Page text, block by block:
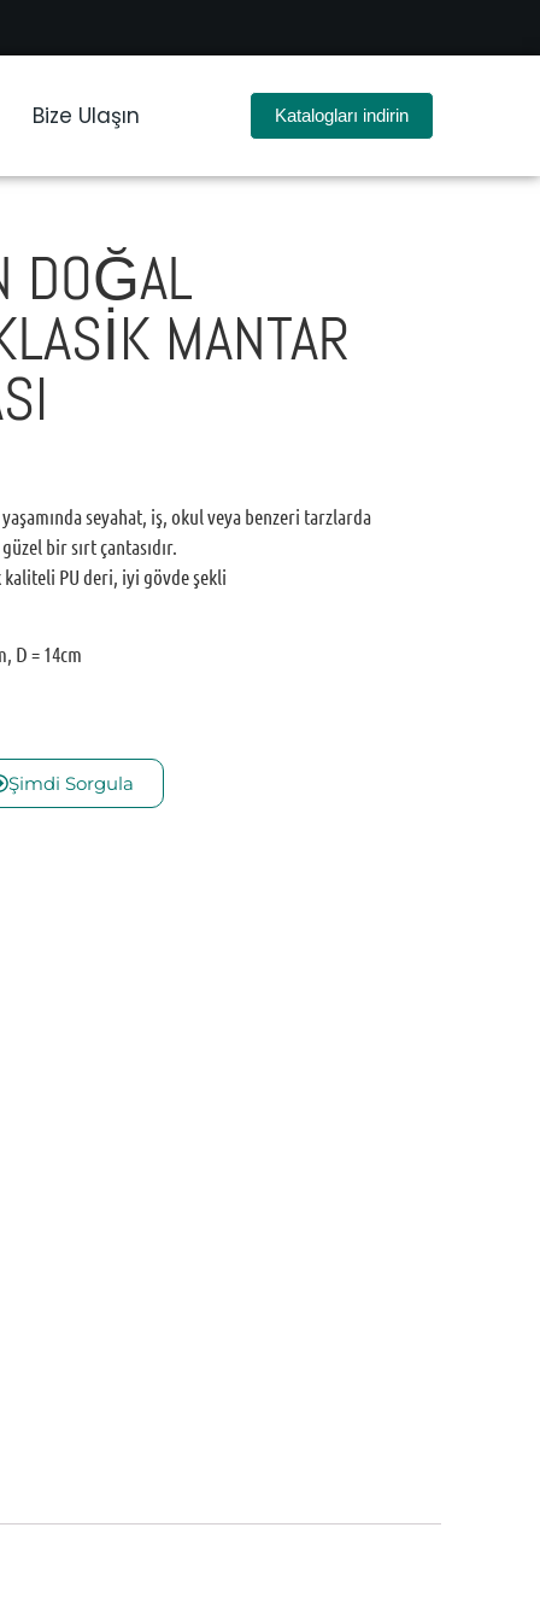
Bize Ulaşın Katalogları indirin
DOĞAL
MANTAR
seyahat, iş, okul veya benzeri tarzlarda
bir sırt çantasıdır.
PU deri, iyi gövde şekli
D = 14cm
Şimdi Sorgula